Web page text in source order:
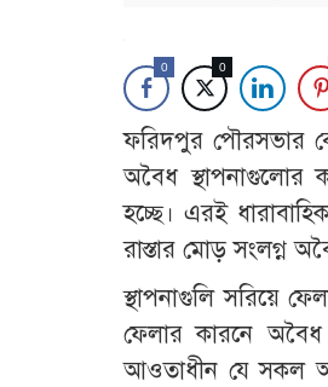
0 0
ফরিদপুর পৌরসভার
অবৈধ স্থাপনাগুলোর
হচ্ছে। এরই
রাস্তার মোড় সংলগ্ন
স্থাপনাগুলি সরিয়ে
ফেলার কারনে
আওতাধীন যে সকল